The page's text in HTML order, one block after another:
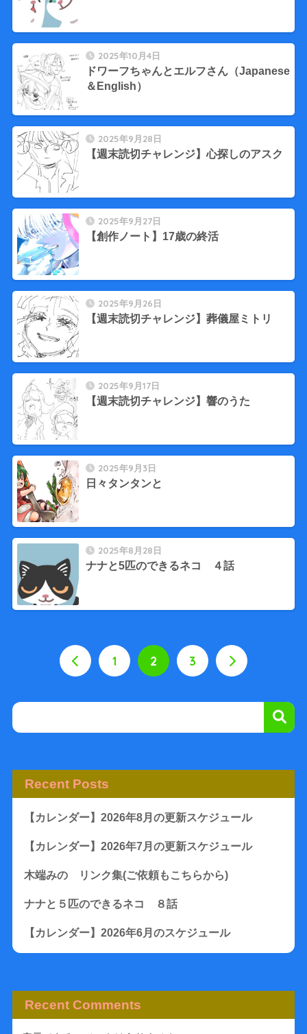
2025年10月4日
ドワーフちゃんとエルフさん（Japanese
＆English）
2025年9月28日
【週末読切チャレンジ】心探しのアスク
2025年9月27日
【創作ノート】17歳の終活
2025年9月26日
【週末読切チャレンジ】葬儀屋ミトリ
2025年9月17日
【週末読切チャレンジ】響のうた
2025年9月3日
日々タンタンと
2025年8月28日
ナナと5匹のできるネコ ４話
1 2 3
Recent Posts
【カレンダー】2026年8月の更新スケジュール
【カレンダー】2026年7月の更新スケジュール
木端みの リンク集(ご依頼もこちらから)
ナナと５匹のできるネコ ８話
【カレンダー】2026年6月のスケジュール
Recent Comments